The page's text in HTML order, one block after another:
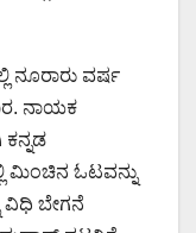
ನೂರಾರು ವರ್ಷ
ನಾಯಕ
ಮಿಂಚಿನ ಓಟವನ್ನು
ವಿಧಿ ಬೇಗನೆ